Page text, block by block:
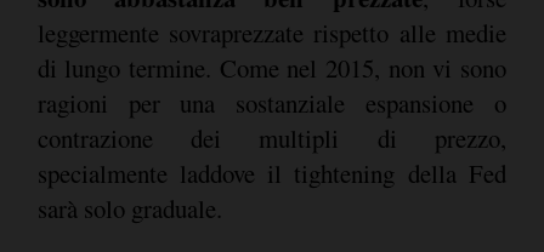
leggermente sovraprezzate rispetto alle medie
di lungo termine. Come nel 2015, non vi sono
ragioni per una sostanziale espansione o
contrazione dei multipli di prezzo,
specialmente laddove il tightening della Fed
sarà solo graduale.